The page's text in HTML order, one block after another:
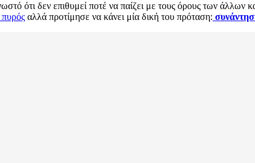
ότι δεν επιθυμεί ποτέ να παίζει με τους όρους των
πυρός αλλά προτίμησε να κάνει μία δική του πρόταση: